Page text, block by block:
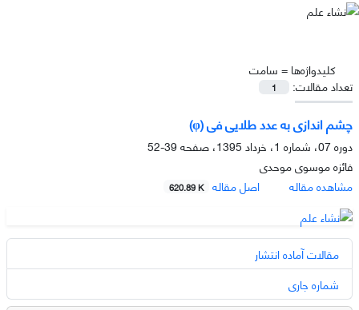
کلیدواژه‌ها = سامت
تعداد مقالات:
1
چشم اندازی به عدد طلایی فی (φ)
دوره 07، شماره 1، خرداد 1395، صفحه
39-52
فائزه موسوی موحدی
مشاهده مقاله
اصل مقاله 620.89 K
مقالات آماده انتشار
شماره جاری